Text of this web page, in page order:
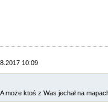
10:09
może ktoś z Was jechał na